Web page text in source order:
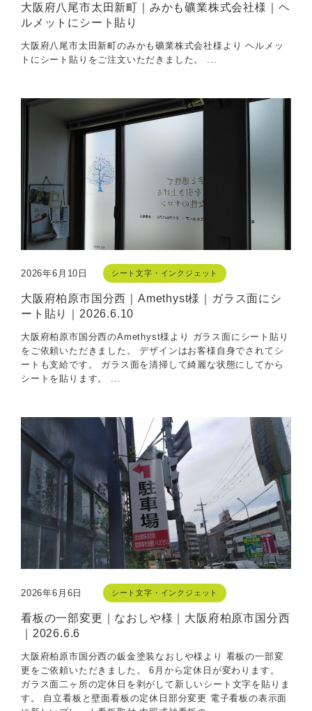
大阪府八尾市太田新町｜みかも礦業株式会社様｜ヘ
ルメットにシート貼り
大阪府八尾市太田新町のみかも礦業株式会社様より ヘルメッ
トにシート貼りをご注文いただきました。 ...
2026年6月10日 シート文字・インクジェット
大阪府柏原市国分西｜Amethyst様｜ガラス面にシ
ート貼り｜2026.6.10
大阪府柏原市国分西のAmethyst様より ガラス面にシート貼り
をご依頼いただきました。 デザインはお客様自身でされてシ
ートも支給です。 ガラス面を清掃して綺麗な状態にしてから
シートを貼ります。 ...
2026年6月6日 シート文字・インクジェット
看板の一部変更｜なおしや様｜大阪府柏原市国分西
｜2026.6.6
大阪府柏原市国分西の鈑金塗装なおしや様より 看板の一部変
更をご依頼いただきました。 6月から定休日が変わります。
ガラス面二ヶ所の定休日を剥がして新しいシート文字を貼りま
す。 自立看板と壁面看板の定休日部分変更 電子看板の表示面